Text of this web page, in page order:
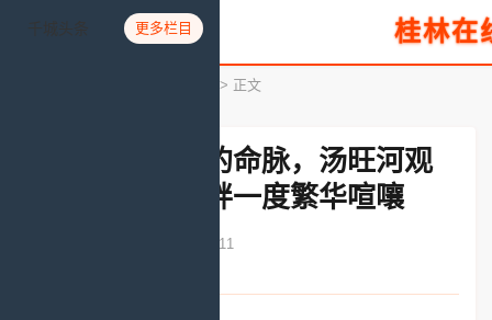
桂林在
千城头条 更多栏目
> 正文
伊春林业经济的命脉，汤旺河观
林海奇石，河畔一度繁华喧嚷
发布时间：2020-08-01 12:30:11